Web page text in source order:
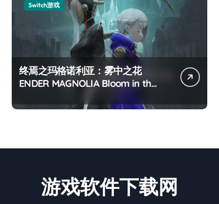
Switch游戏
终焉之玛格诺利亚：雾中之花
ENDER MAGNOLIA Bloom in the
游戏软件下载网